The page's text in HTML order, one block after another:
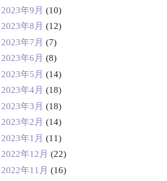
2023年9月 (10)
2023年8月 (12)
2023年7月 (7)
2023年6月 (8)
2023年5月 (14)
2023年4月 (18)
2023年3月 (18)
2023年2月 (14)
2023年1月 (11)
2022年12月 (22)
2022年11月 (16)